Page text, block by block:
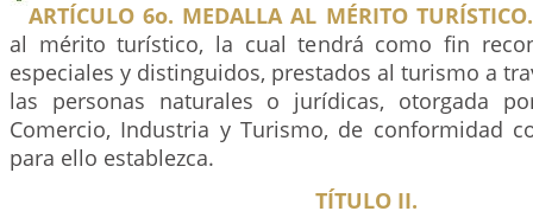
ARTÍCULO 6o. MEDALLA AL MÉRITO TURÍSTICO.
al mérito turístico, la cual tendrá como fin
especiales y distinguidos, prestados al turismo a
las personas naturales o jurídicas, otorgada
Comercio, Industria y Turismo, de conformidad
para ello establezca.
TÍTULO II.